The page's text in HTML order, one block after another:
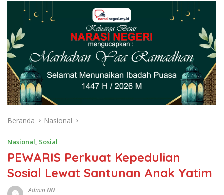
Beranda Nasional
Nasional, Sosial
PEWARIS Perkuat Kepedulian
Sosial Lewat Santunan Anak Yatim
Admin NN